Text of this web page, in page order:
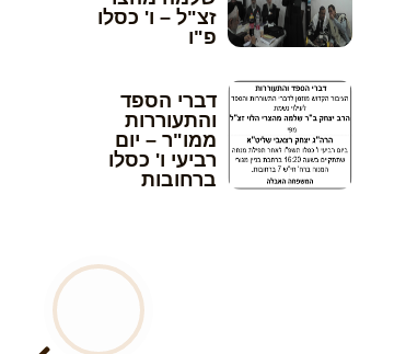
זצ"ל – ו' כסלו
פ"ו
דברי הספד
והתעוררות
ממו"ר – יום
רביעי ו' כסלו
ברחובות
הבא